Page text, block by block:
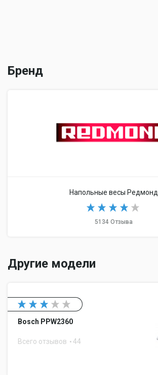
Бренд
Напольные весы Редмонд
5134 Отзыва
Другие модели
Bosch PPW2360
Всего отзывов 44